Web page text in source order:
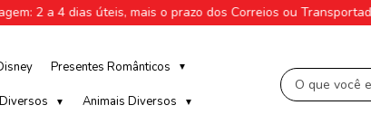
2 a 4 dias úteis, mais o prazo dos Correios ou
Presentes Românticos ▼
▼ Animais Diversos ▼